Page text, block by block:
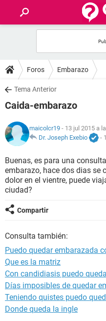
FOROS
SALUD
NUTRICIÓN
BIENESTAR
SEXUALIDAD
GLOSARIO
Foros Embarazo
Tema Anterior
Caida-embarazo
maicolcr19 - 13 jul 2015 a
Dr. Joseph Exebio
-
Buenas, es para una
embarazo, hace dos dias se
dolor en el vientre, puede
ciudad?
Compartir
Consulta también:
Puedo quedar embarazada
Que es la matriz
Con candidiasis puedo
Días imposibles de quedar
Teniendo quistes puedo
Donde queda la ingle